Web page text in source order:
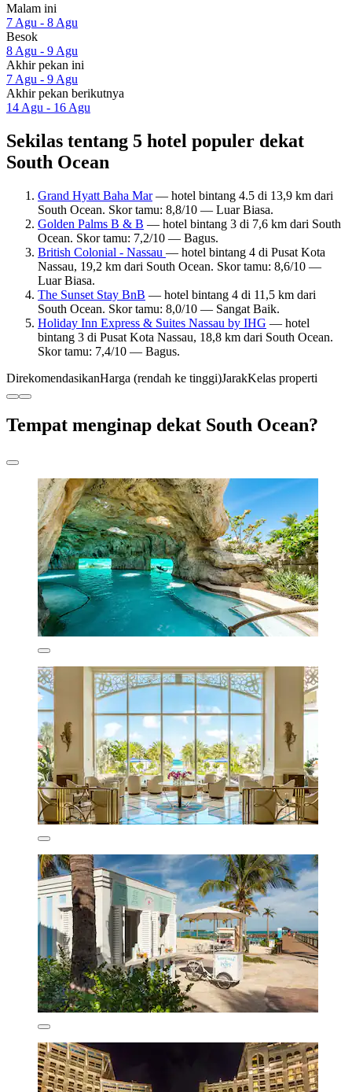
Malam ini
7 Agu - 8 Agu
Besok
8 Agu - 9 Agu
Akhir pekan ini
7 Agu - 9 Agu
Akhir pekan berikutnya
14 Agu - 16 Agu
Sekilas tentang 5 hotel populer dekat
South Ocean
Grand Hyatt Baha Mar— hotel bintang 4.5 di 13,9 km dari
South Ocean. Skor tamu: 8,8/10 — Luar Biasa.
Golden Palms B & B — hotel bintang 3 di 7,6 km dari South
Ocean. Skor tamu: 7,2/10 — Bagus.
British Colonial - Nassau — hotel bintang 4 di Pusat Kota
Nassau, 19,2 km dari South Ocean. Skor tamu: 8,6/10 —
Luar Biasa.
The Sunset Stay BnB — hotel bintang 4 di 11,5 km dari
South Ocean. Skor tamu: 8,0/10 — Sangat Baik.
Holiday Inn Express & Suites Nassau by IHG — hotel
bintang 3 di Pusat Kota Nassau, 18,8 km dari South Ocean.
Skor tamu: 7,4/10 — Bagus.
DirekomendasikanHarga (rendah ke tinggi)JarakKelas properti
Tempat menginap dekat South Ocean?